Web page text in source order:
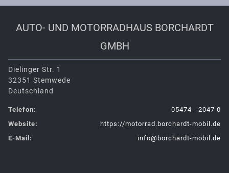
AUTO- UND MOTORRAD­HAUS BORCH­ARDT
GMBH
Dielinger Str. 1
32351 Stemwede
Deutschland
Telefon:
05474 - 2047 0
Website:
https://motorrad.borchardt-mobil.de
E-Mail:
info@borchardt-mobil.de